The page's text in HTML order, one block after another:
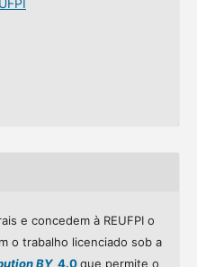
e concedem à REUFPI o
o trabalho licenciado sob a
BY4.0que permite o